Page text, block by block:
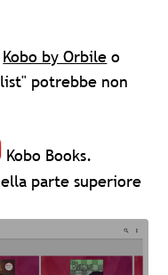
Kobo by Orbile o
potrebbe non
Kobo Books.
parte superiore